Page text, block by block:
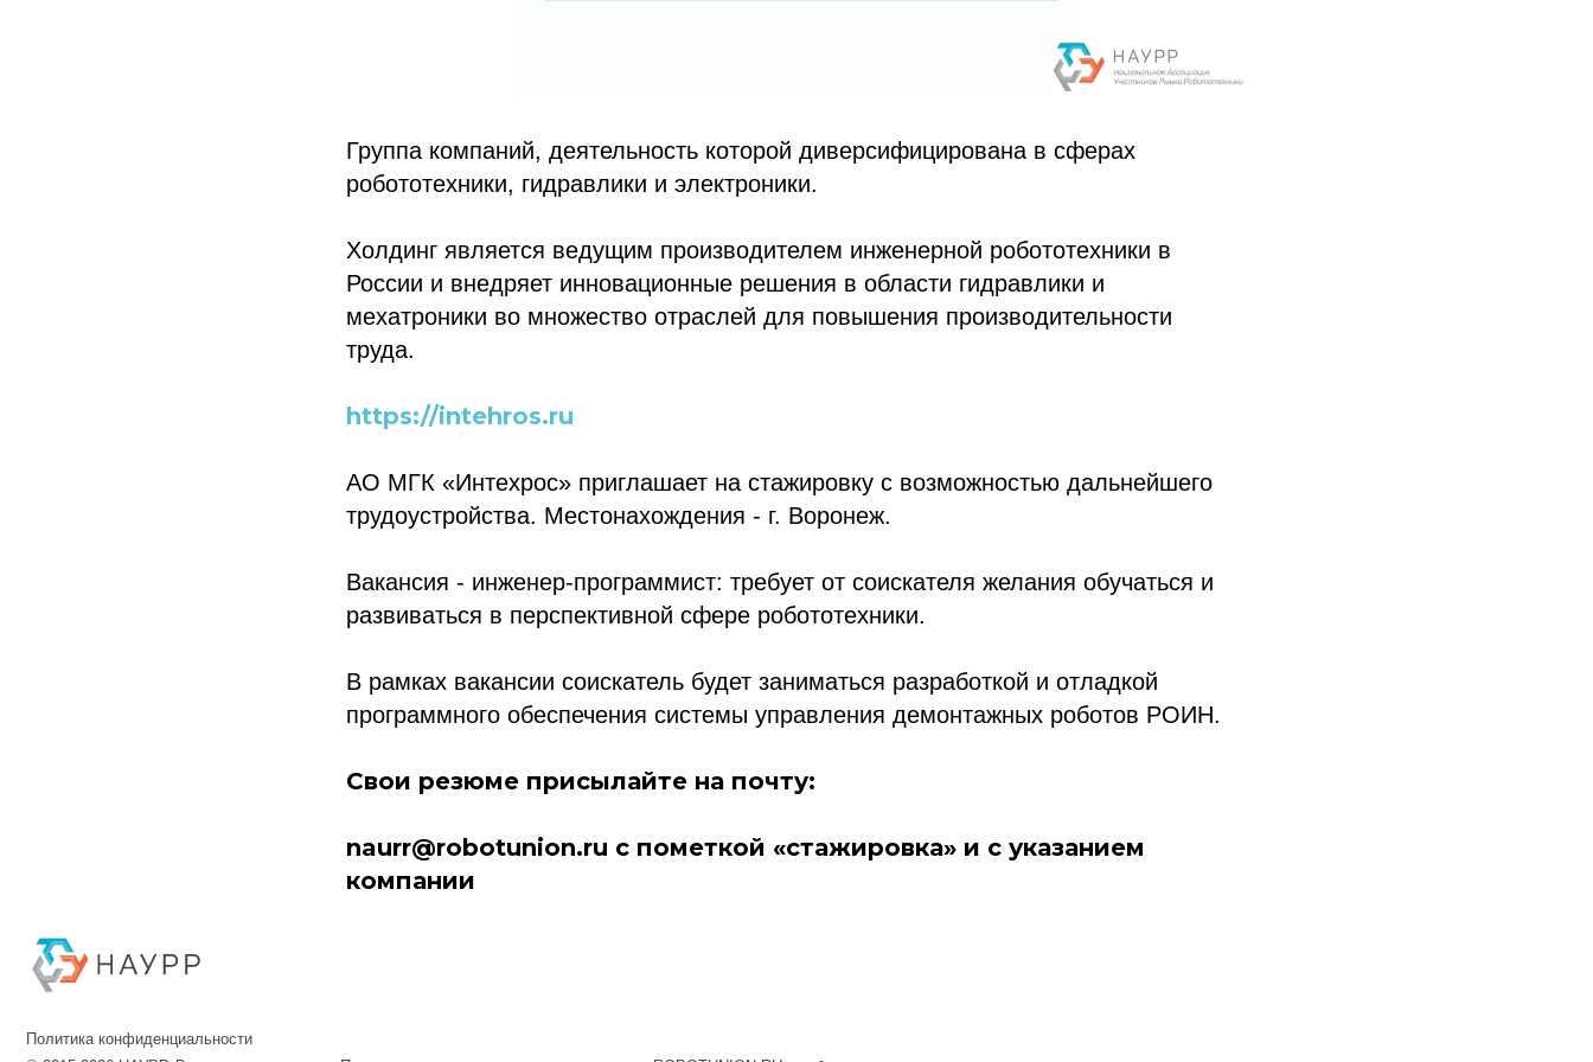
Группа компаний, деятельность которой диверсифицирована в сферах
робототехники, гидравлики и электроники.
Холдинг является ведущим производителем инженерной робототехники в
России и внедряет инновационные решения в области гидравлики и
мехатроники во множество отраслей для повышения производительности
труда.
https://intehros.ru
АО МГК «Интехрос» приглашает на стажировку с возможностью дальнейшего
трудоустройства. Местонахождения - г. Воронеж.
Вакансия - инженер-программист: требует от соискателя желания обучаться и
развиваться в перспективной сфере робототехники.
В рамках вакансии соискатель будет заниматься разработкой и отладкой
программного обеспечения системы управления демонтажных роботов РОИН.
Свои резюме присылайте на почту:
naurr@robotunion.ru с пометкой «стажировка» и с указанием
компании